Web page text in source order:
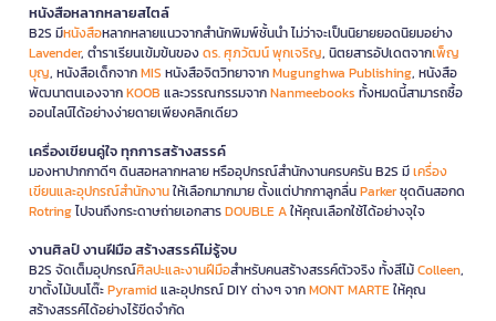
หนังสือหลากหลายสไตล์
B2S มีหนังสือหลากหลายแนวจากสำนักพิมพ์ชั้นนำ ไม่ว่าจะเป็นนิยายยอดนิยมอย่าง
Lavender, ตำราเรียนเข้มข้นของดร. ศุภวัฒน์ พุกเจริญ, นิตยสารอัปเดตจากเพ็ญ
บุญ, หนังสือเด็กจากMIS หนังสือจิตวิทยาจากMugunghwa Publishing, หนังสือ
พัฒนาตนเองจากKOOB และวรรณกรรมจากNanmeebooks ทั้งหมดนี้สามารถซื้อ
ออนไลน์ได้อย่างง่ายดายเพียงคลิกเดียว
เครื่องเขียนคู่ใจ ทุกการสร้างสรรค์
มองหาปากกาดีๆ ดินสอหลากหลาย หรืออุปกรณ์สำนักงานครบครัน B2S มีเครื่อง
เขียนและอุปกรณ์สำนักงานให้เลือกมากมาย ตั้งแต่ปากกาลูกลื่นParkerชุดดินสอกด
Rotringไปจนถึงกระดาษถ่ายเอกสารDOUBLE Aให้คุณเลือกใช้ได้อย่างจุใจ
งานศิลป์ งานฝีมือ สร้างสรรค์ไม่รู้จบ
B2S จัดเต็มอุปกรณ์ศิลปะและงานฝีมือสำหรับคนสร้างสรรค์ตัวจริง ทั้งสีไม้Colleen,
ขาตั้งไม้บนโต๊ะPyramidและอุปกรณ์ DIY ต่างๆ จากMONT MARTEให้คุณ
สร้างสรรค์ได้อย่างไร้ขีดจำกัด